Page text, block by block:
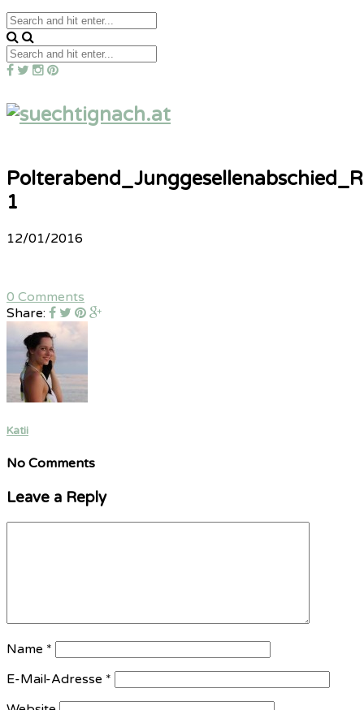
1
12/01/2016
0 Comments
Share:
Katii
No Comments
Leave a Reply
Name *
E-Mail-Adresse *